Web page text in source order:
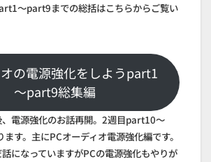
～part9までの総括はこちらからご覧い
の電源強化をしようpart1
～part9総集編
、電源強化のお話再開。2週目part10～
す。主にPCオーディオ電源強化編です。
になっていますがPCの電源強化もやりが